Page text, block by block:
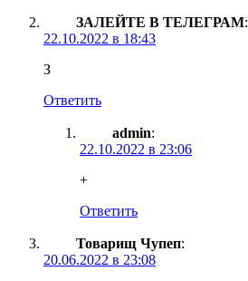
ЗАЛЕЙТЕ В ТЕЛЕГРАМ:
22.10.2022 в 18:43
З
Ответить
admin:
22.10.2022 в 23:06
+
Ответить
Товарищ Чупеп:
20.06.2022 в 23:08